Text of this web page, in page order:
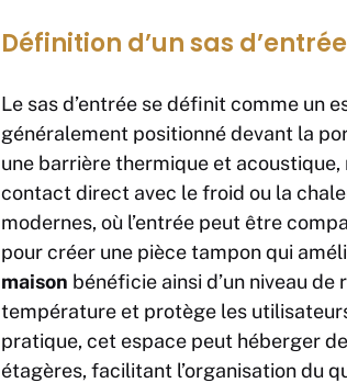
Définition d’un sas d’entrée
Le sas d’entrée se définit comme un
généralement positionné devant la
une barrière thermique et
contact direct avec le froid ou la
modernes, où l’entrée peut être
pour créer une pièce tampon qui
maison bénéficie ainsi d’un niveau
température et protège les
pratique, cet espace peut héberger
étagères, facilitant l’organisation du